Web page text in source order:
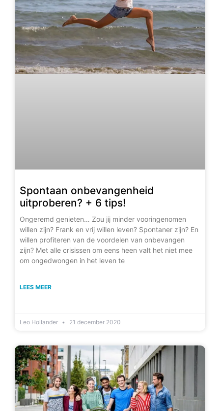
Spontaan onbevangenheid
uitproberen? + 6 tips!
Ongeremd genieten… Zou jij minder vooringenomen
willen zijn? Frank en vrij willen leven? Spontaner zijn? En
willen profiteren van de voordelen van onbevangen
zijn? Met alle crisissen om eens heen valt het niet mee
om ongedwongen in het leven te
LEES MEER
Leo Hollander 21 december 2020